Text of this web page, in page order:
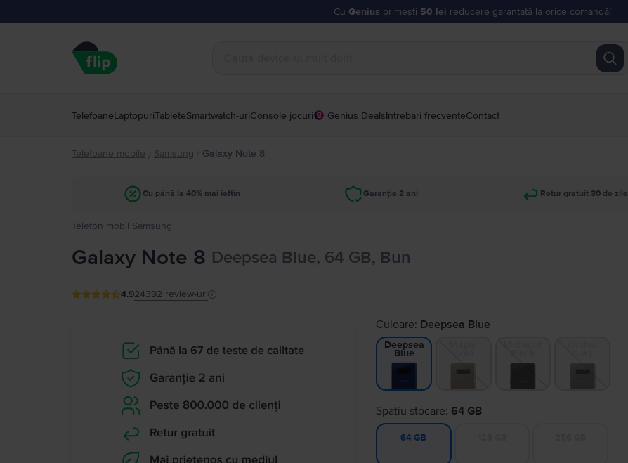
Cu Genius primești 50 lei reducere garantată la orice comandă!
TelefoaneLaptopuriTableteSmartwatch-uriConsole jocuri Genius DealsIntrebari frecventeContact
Telefoane mobile / Samsung / Galaxy Note 8
Cu până la 40% mai ieftin Garanție 2 ani Retur gratuit 30 de zile
Telefon mobil Samsung
Galaxy Note 8 Deepsea Blue, 64 GB, Bun
4.924392 review-uri
Culoare: Deepsea Blue
Deepsea
Blue
Spatiu stocare: 64 GB
64 GB